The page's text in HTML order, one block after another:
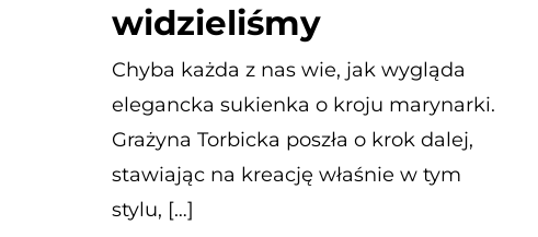
widzieliśmy
Chyba każda z nas wie, jak wygląda
elegancka sukienka o kroju marynarki.
Grażyna Torbicka poszła o krok dalej,
stawiając na kreację właśnie w tym
stylu, […]